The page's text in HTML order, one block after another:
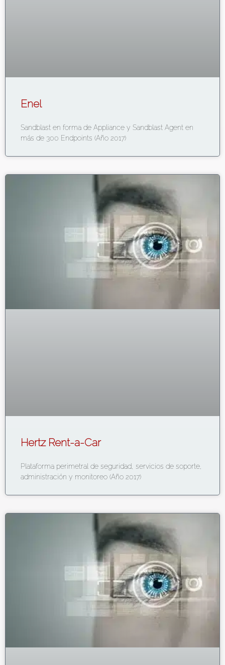
Enel
Sandblast en forma de Appliance y Sandblast Agent en
más de 300 Endpoints (Año 2017)
Hertz Rent-a-Car
Plataforma perimetral de seguridad, servicios de soporte,
administración y monitoreo (Año 2017)